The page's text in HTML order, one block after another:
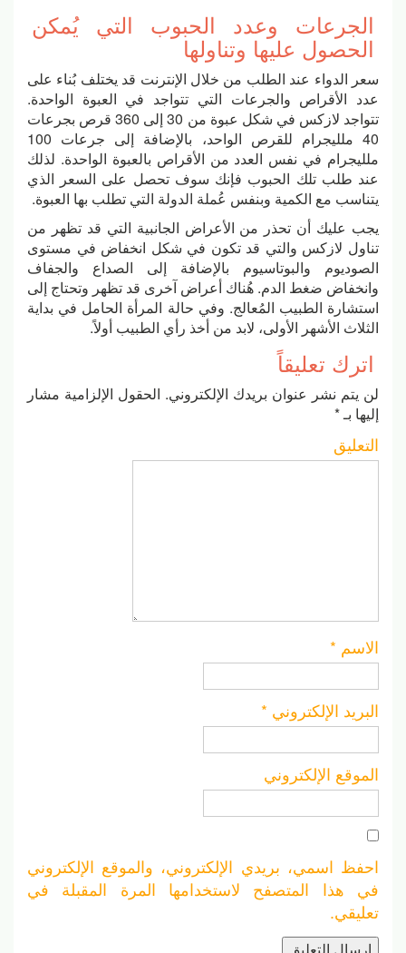
الجرعات وعدد الحبوب التي يُمكن
الحصول عليها وتناولها
سعر الدواء عند الطلب من خلال الإنترنت قد يختلف بُناء على
عدد الأقراص والجرعات التي تتواجد في العبوة الواحدة.
تتواجد لازكس في شكل عبوة من 30 إلى 360 قرص بجرعات
40 ملليجرام للقرص الواحد، بالإضافة إلى جرعات 100
ملليجرام في نفس العدد من الأقراص بالعبوة الواحدة. لذلك
عند طلب تلك الحبوب فإنك سوف تحصل على السعر الذي
يتناسب مع الكمية وبنفس عُملة الدولة التي تطلب بها العبوة.
يجب عليك أن تحذر من الأعراض الجانبية التي قد تظهر من
تناول لازكس والتي قد تكون في شكل انخفاض في مستوى
الصوديوم والبوتاسيوم بالإضافة إلى الصداع والجفاف
وانخفاض ضغط الدم. هُناك أعراض آخرى قد تظهر وتحتاج إلى
استشارة الطبيب المُعالج. وفي حالة المرأة الحامل في بداية
الثلاث الأشهر الأولى، لابد من أخذ رأي الطبيب أولاً.
اترك تعليقاً
لن يتم نشر عنوان بريدك الإلكتروني. الحقول الإلزامية مشار
إليها بـ*
التعليق
الاسم *
البريد الإلكتروني *
الموقع الإلكتروني
احفظ اسمي، بريدي الإلكتروني، والموقع الإلكتروني
في هذا المتصفح لاستخدامها المرة المقبلة في
تعليقي.